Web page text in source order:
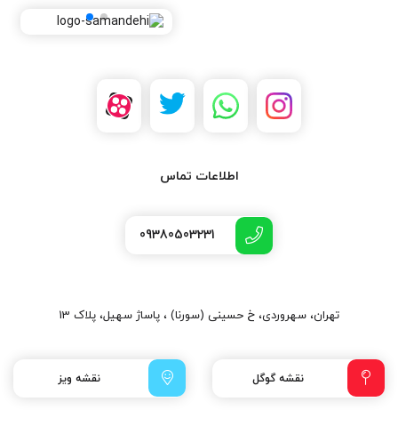
اطلاعات تماس
09380503231
تهران، سهروردی، خ حسینی (سورنا) ، پاساژ سهیل، پلاک 13
نقشه گوگل نقشه ویز